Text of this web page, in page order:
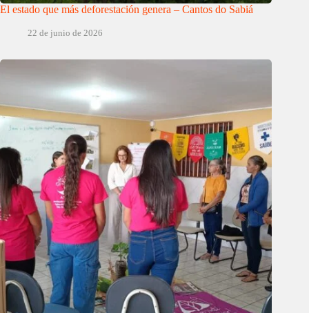
El estado que más deforestación genera – Cantos do Sabiá
22 de junio de 2026